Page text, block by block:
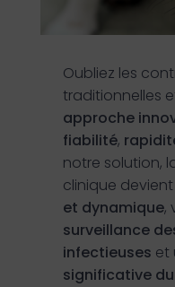
Oubliez les
traditionnelles
approche
fiabilité,
notre solution,
clinique devient
et dynamique,
surveillance
infectieuses et
significative